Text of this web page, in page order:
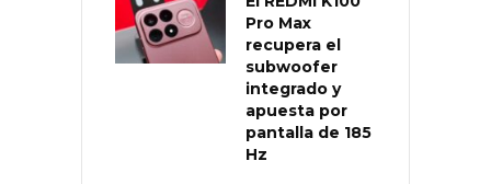
Pro Max
recupera el
subwoofer
integrado y
apuesta por
pantalla de 185
Hz